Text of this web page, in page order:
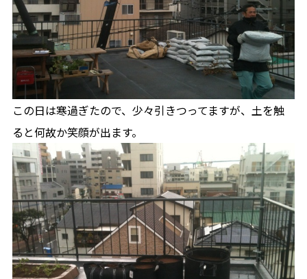
この日は寒過ぎたので、少々引きつってますが、土を触
ると何故か笑顔が出ます。